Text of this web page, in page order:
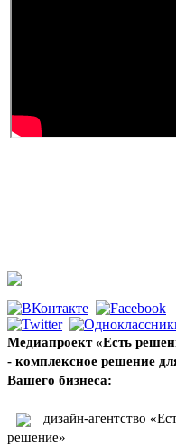
Медиапроект «Есть
- комплексное решение
Вашего бизнеса:
дизайн-агентство
решение»